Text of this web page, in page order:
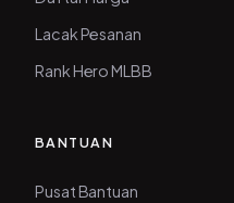
Lacak Pesanan
Rank Hero MLBB
BANTUAN
Pusat Bantuan